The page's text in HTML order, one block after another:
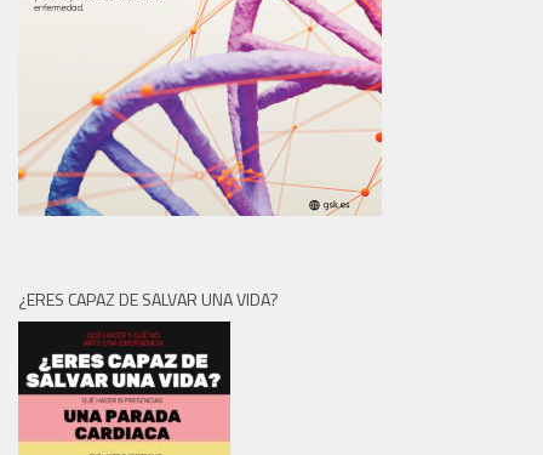
¿ERES CAPAZ DE SALVAR UNA VIDA?